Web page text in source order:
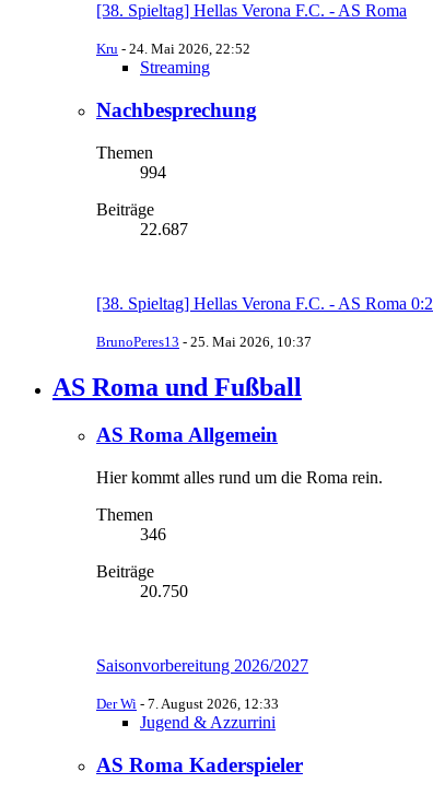
[38. Spieltag] Hellas Verona F.C. - AS Roma
Kru - 24. Mai 2026, 22:52
Streaming
Nachbesprechung
Themen
994
Beiträge
22.687
[38. Spieltag] Hellas Verona F.C. - AS Roma 0:2
BrunoPeres13 - 25. Mai 2026, 10:37
AS Roma und Fußball
AS Roma Allgemein
Hier kommt alles rund um die Roma rein.
Themen
346
Beiträge
20.750
Saisonvorbereitung 2026/2027
Der Wi - 7. August 2026, 12:33
Jugend & Azzurrini
AS Roma Kaderspieler